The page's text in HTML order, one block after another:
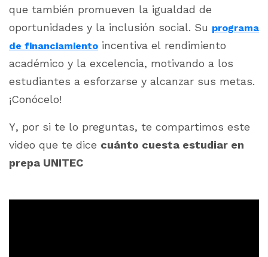
que también promueven la igualdad de
oportunidades y la inclusión social. Su programa
de financiamiento incentiva el rendimiento
académico y la excelencia, motivando a los
estudiantes a esforzarse y alcanzar sus metas.
¡Conócelo!
Y, por si te lo preguntas, te compartimos este
video que te dice cuánto cuesta estudiar en
prepa UNITEC